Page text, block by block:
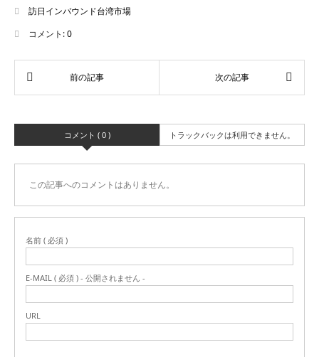
訪日インバウンド台湾市場
コメント:0
コメント ( 0 ) トラックバックは利用できません。
この記事へのコメントはありません。
名前 ( 必須 )
E-MAIL ( 必須 ) - 公開されません -
URL